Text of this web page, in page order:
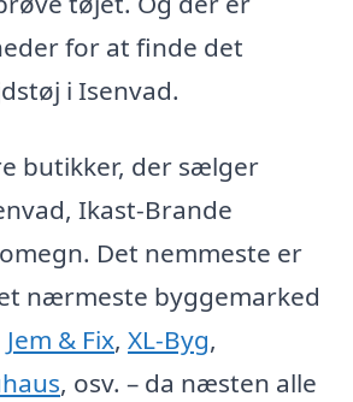
for at finde det
i Isenvad.
butikker, der sælger
Ikast-Brande
Det nemmeste er
nærmeste byggemarked
Jem & Fix, XL-Byg,
, osv. – da næsten alle